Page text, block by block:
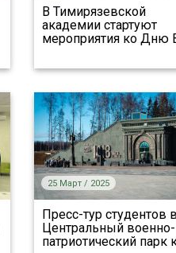
В Тимирязевской
академии стартуют
мероприятия ко Дню
25 Март / 2025
Пресс-тур студентов
Центральный военно-
патриотический парк